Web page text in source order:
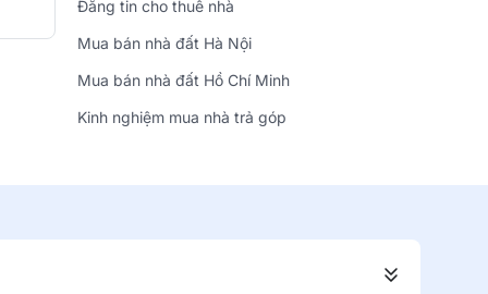
Đăng tin cho thuê nhà
Mua bán nhà đất Hà Nội
Mua bán nhà đất Hồ Chí Minh
Kinh nghiệm mua nhà trả góp